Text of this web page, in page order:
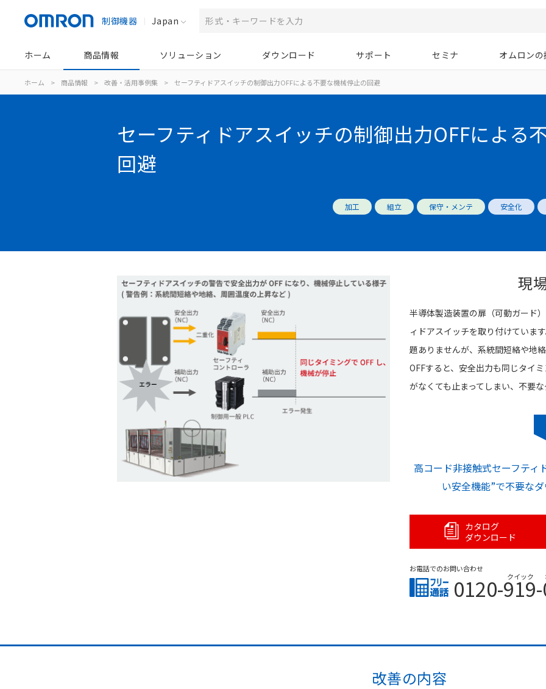
制御機器 Japan
ホーム 商品情報 ソリューション ダウンロード サポート セミナ オムロン
ホーム > 商品情報 > 改善・活用事例集 > セーフティドアスイッチの制御出力OFFによる不要な機械停止の回避
セーフティドアスイッチの制御出力OFFによる
回避
加工 組立 保守・メンテ 安全化
現
半導体製造装置の扉（可動ガード
ィドアスイッチを取り付けていま
題ありませんが、系統間短絡や地
OFFすると、安全出力も同じタイ
がなくても止まってしまい、不要
高コード非接触式セーフティ
い安全機能”で不要な
カタログ
ダウンロード
お電話でのお問い合わせ
0120- クイック
改善の内容